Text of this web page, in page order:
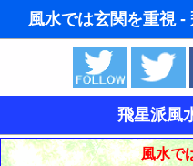
風水では玄関を重視
ゆめ
人気
東洋・
飛星派風
風水とは 風水で